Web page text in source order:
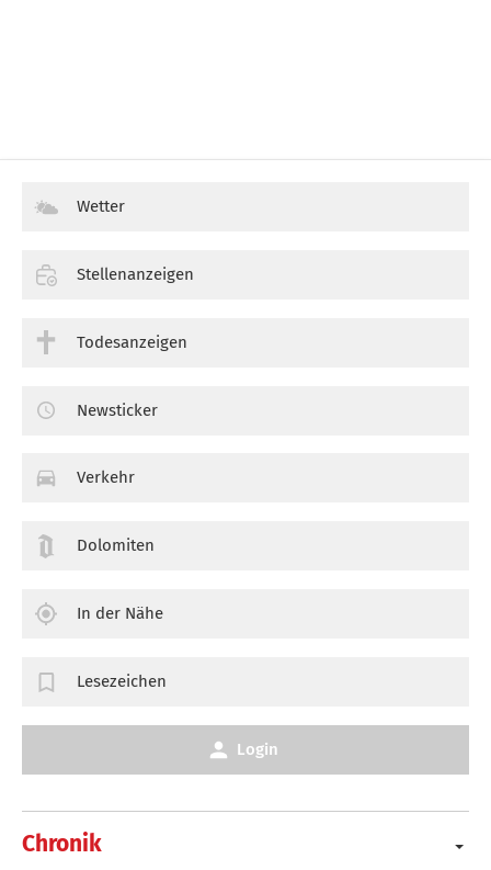
Chronik
Wetter
Stellenanzeigen
Todesanzeigen
Newsticker
Verkehr
Dolomiten
In der Nähe
Lesezeichen
Login